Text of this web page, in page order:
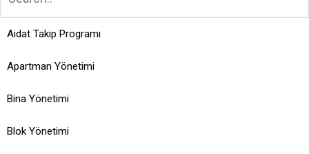
Aidat Takip Programı
Apartman Yönetimi
Bina Yönetimi
Blok Yönetimi